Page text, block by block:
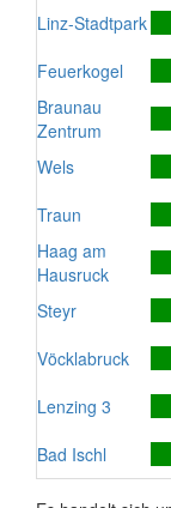
Linz-Stadtpark
Feuerkogel
Braunau
Zentrum
Wels
Traun
Haag am
Hausruck
Steyr
Vöcklabruck
Lenzing 3
Bad Ischl